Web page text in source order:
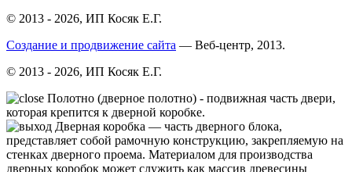
© 2013 - 2026, ИП Косяк Е.Г.
Создание и продвижение сайта — Веб-центр, 2013.
© 2013 - 2026, ИП Косяк Е.Г.
Полотно (дверное полотно) - подвижная часть двери,
которая крепится к дверной коробке.
Дверная коробка — часть дверного блока,
представляет собой рамочную конструкцию, закрепляемую на
стенках дверного проема. Материалом для производства
дверных коробок может служить как массив древесины